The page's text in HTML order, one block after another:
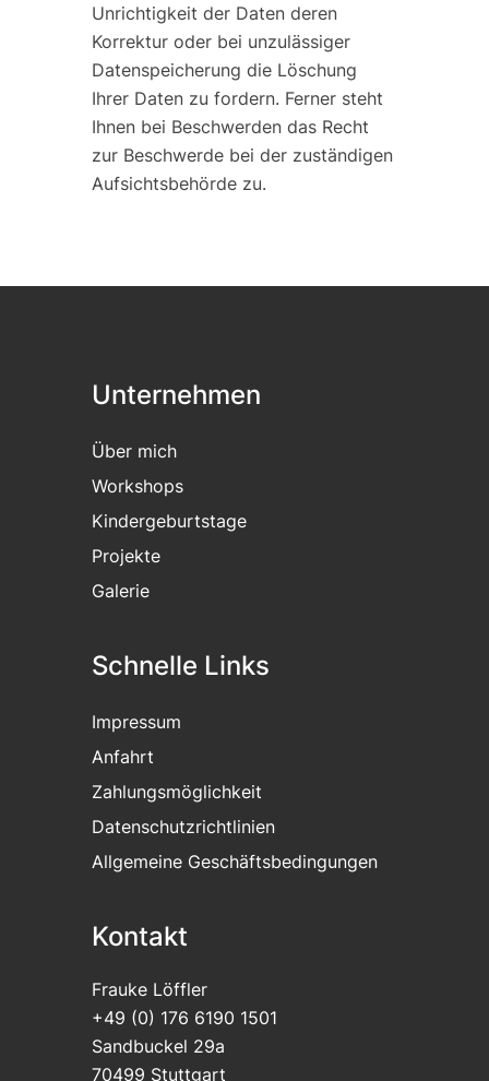
Unrichtigkeit der Daten deren
Korrektur oder bei unzulässiger
Datenspeicherung die Löschung
Ihrer Daten zu fordern. Ferner steht
Ihnen bei Beschwerden das Recht
zur Beschwerde bei der zuständigen
Aufsichtsbehörde zu.
Unternehmen
Über mich
Workshops
Kindergeburtstage
Projekte
Galerie
Schnelle Links
Impressum
Anfahrt
Zahlungsmöglichkeit
Datenschutzrichtlinien
Allgemeine Geschäftsbedingungen
Kontakt
Frauke Löffler
+49 (0) 176 6190 1501
Sandbuckel 29a
70499 Stuttgart